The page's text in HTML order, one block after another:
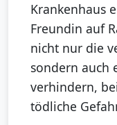
Krankenhaus
Freundin auf
nicht nur die
sondern auch
verhindern,
tödliche